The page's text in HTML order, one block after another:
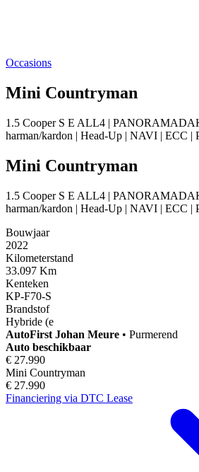
Occasions
Mini Countryman
1.5 Cooper S E ALL4 |
harman/kardon | Head-Up | NAVI | ECC |
Mini Countryman
1.5 Cooper S E ALL4 |
harman/kardon | Head-Up | NAVI | ECC |
Bouwjaar
2022
Kilometerstand
33.097 Km
Kenteken
KP-F70-S
Brandstof
Hybride (e
AutoFirst Johan Meure • Purmerend
Auto beschikbaar
€ 27.990
Mini Countryman
€ 27.990
Financiering via DTC Lease